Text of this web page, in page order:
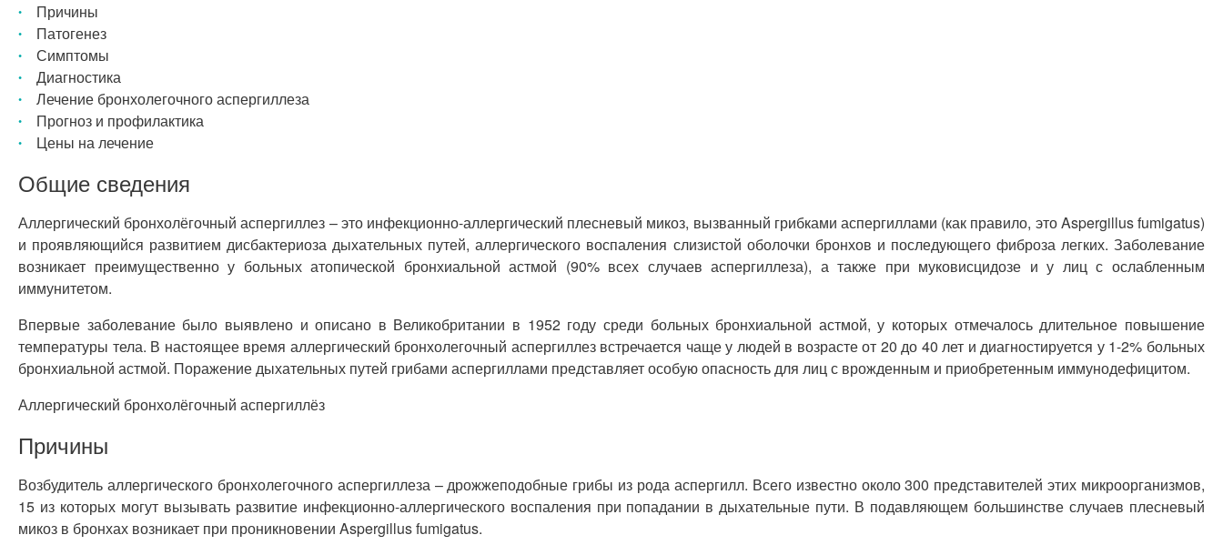
Причины
Патогенез
Симптомы
Диагностика
Лечение бронхолегочного аспергиллеза
Прогноз и профилактика
Цены на лечение
Общие сведения
Аллергический бронхолёгочный аспергиллез – это инфекционно-аллергический плесневый микоз, вызванный грибками аспергиллами (как правило, это Aspergillus fumigatus)
и проявляющийся развитием дисбактериоза дыхательных путей, аллергического воспаления слизистой оболочки бронхов и последующего фиброза легких. Заболевание
возникает преимущественно у больных атопической бронхиальной астмой (90% всех случаев аспергиллеза), а также при муковисцидозе и у лиц с ослабленным
иммунитетом.
Впервые заболевание было выявлено и описано в Великобритании в 1952 году среди больных бронхиальной астмой, у которых отмечалось длительное повышение
температуры тела. В настоящее время аллергический бронхолегочный аспергиллез встречается чаще у людей в возрасте от 20 до 40 лет и диагностируется у 1-2% больных
бронхиальной астмой. Поражение дыхательных путей грибами аспергиллами представляет особую опасность для лиц с врожденным и приобретенным иммунодефицитом.
Аллергический бронхолёгочный аспергиллёз
Причины
Возбудитель аллергического бронхолегочного аспергиллеза – дрожжеподобные грибы из рода аспергилл. Всего известно около 300 представителей этих микроорганизмов,
15 из которых могут вызывать развитие инфекционно-аллергического воспаления при попадании в дыхательные пути. В подавляющем большинстве случаев плесневый
микоз в бронхах возникает при проникновении Aspergillus fumigatus.